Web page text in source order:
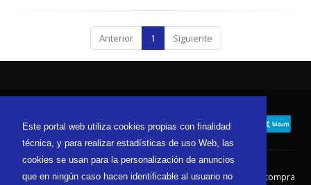
Este portal web utiliza cookies propias con finalidad
técnica, y para realizar estadísticas de uso Web, las
cookies se usan para la personalización de anuncios
que en ningún caso hacen identificable al usuario no
Anterior 1 Siguiente
Contacto Aviso Legal Condiciones de compra